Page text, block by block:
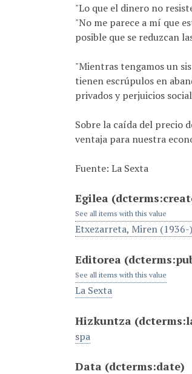
"Lo que el dinero no
"No me parece a mí que
posible que se reduzcan
"Mientras tengamos un
tienen escrúpulos en
privados y perjuicios
Sobre la caída del precio
ventaja para nuestra
Fuente: La Sexta
Egilea
See all items with this value
Etxezarreta, Miren (1936-)
Editorea
See all items with this value
La Sexta
Hizkuntza
spa
Data (dcterms:date)